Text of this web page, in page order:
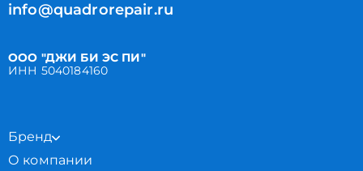
info@quadrorepair.ru
ООО "ДЖИ БИ ЭС ПИ"
ИНН 5040184160
Бренд
О компании